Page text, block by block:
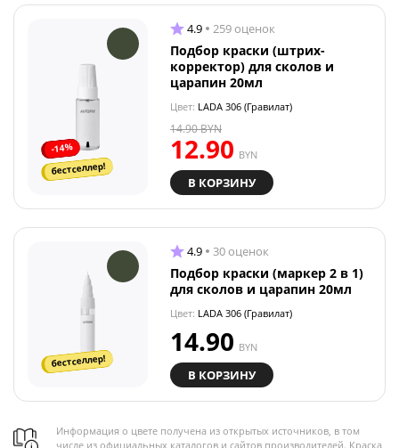
-14%
бестселлер!
4.9 259 оценок
Подбор краски (штрих-
корректор) для сколов и
царапин 20мл
Цвет: LADA 306 (Гравилат)
12.90 BYN
14.90BYN
В КОРЗИНУ
бестселлер!
4.9 30 оценок
Подбор краски (маркер 2 в 1)
для сколов и царапин 20мл
Цвет: LADA 306 (Гравилат)
14.90 BYN
В КОРЗИНУ
Информация о цвете получена из открытых источников, в том
числе из официальных каталогов и сайтов производителей. Краска